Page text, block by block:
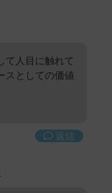
て人目に触れて
スとしての価値
返信